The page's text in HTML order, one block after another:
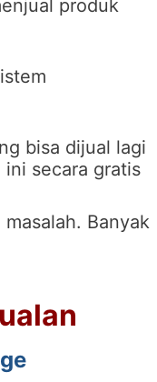
produk
bisa dijual lagi
ini secara gratis
Banyak